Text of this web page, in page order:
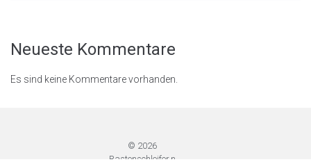
Neueste Kommentare
Es sind keine Kommentare vorhanden.
© 2026
Rastenschleifer.n